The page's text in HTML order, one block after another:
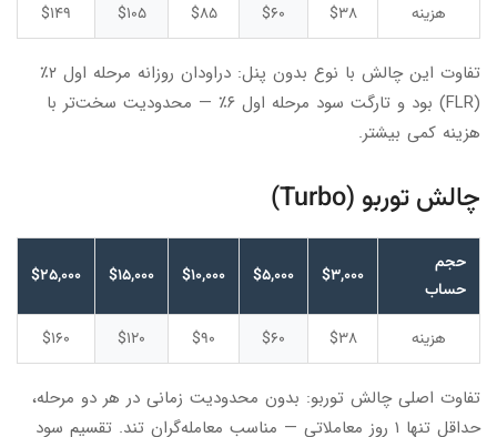
هزینه $۳۸ $۶۰ $۸۵ $۱۰۵ $۱۴۹
تفاوت این چالش با نوع بدون پنل: دراودان روزانه مرحله اول ۲٪
(FLR) بود و تارگت سود مرحله اول ۶٪ — محدودیت سخت‌تر با
هزینه کمی بیشتر.
چالش توربو (Turbo)
حجم
حساب
$۳,۰۰۰ $۵,۰۰۰ $۱۰,۰۰۰ $۱۵,۰۰۰ $۲۵,۰۰۰
هزینه $۳۸ $۶۰ $۹۰ $۱۲۰ $۱۶۰
تفاوت اصلی چالش توربو: بدون محدودیت زمانی در هر دو مرحله،
حداقل تنها ۱ روز معاملاتی — مناسب معامله‌گران تند. تقسیم سود